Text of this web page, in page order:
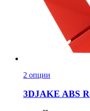
2 опции
3DJAKE ABS